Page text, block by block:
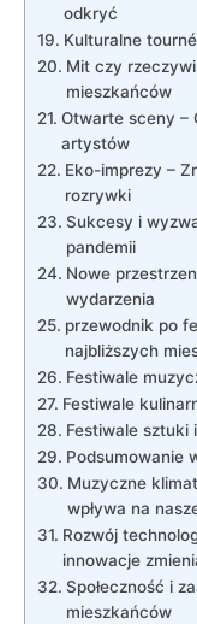
odkryć
Kulturalne
Mit czy
mieszkańców
Otwarte sceny –
artystów
Eko-imprezy –
rozrywki
Sukcesy i
pandemii
Nowe
wydarzenia
przewodnik po
najbliższych
Festiwale
Festiwale
Festiwale sztuki
Podsumowanie
Muzyczne
wpływa na
Rozwój
innowacje
Społeczność i
mieszkańców